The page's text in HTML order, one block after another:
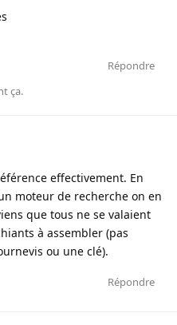
Répondre
ça.
effectivement. En
moteur de recherche on en
que tous ne se valaient
à assembler (pas
ou une clé).
Répondre